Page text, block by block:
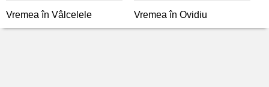
Vremea în Vâlcelele Vremea în Ovidiu